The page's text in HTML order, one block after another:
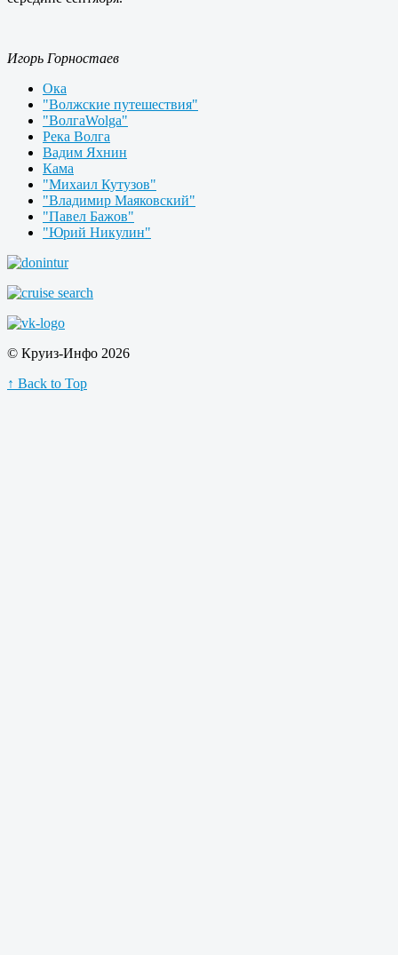
Игорь Горностаев
Ока
"Волжские путешествия"
"ВолгаWolga"
Река Волга
Вадим Яхнин
Кама
"Михаил Кутузов"
"Владимир Маяковский"
"Павел Бажов"
"Юрий Никулин"
© Круиз-Инфо 2026
↑ Back to Top